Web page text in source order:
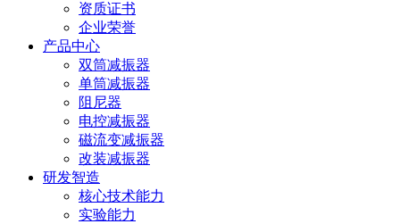
资质证书
企业荣誉
产品中心
双筒减振器
单筒减振器
阻尼器
电控减振器
磁流变减振器
改装减振器
研发智造
核心技术能力
实验能力